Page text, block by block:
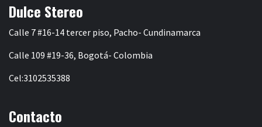
Dulce Stereo
Calle 7 #16-14 tercer piso, Pacho- Cundinamarca
Calle 109 #19-36, Bogotá- Colombia
Cel:3102535388
Contacto